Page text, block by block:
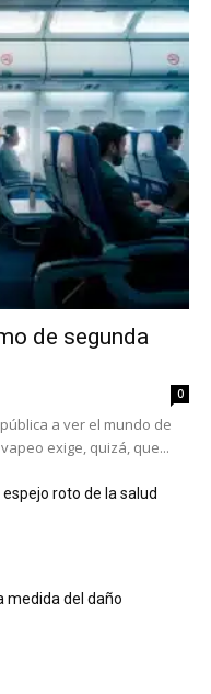
de segunda
0
a ver el mundo de
exige, quizá, que...
espejo roto de la salud
medida del daño